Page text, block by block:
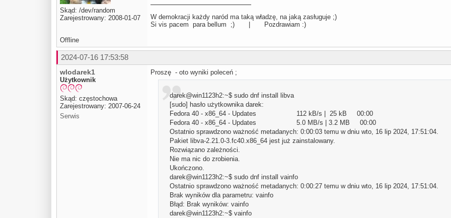
Skąd: /dev/random
Zarejestrowany: 2008-01-07
W demokracji każdy naród ma taką władzę, na jaką zasługuje ;)
Si vis pacem para bellum ;) | Pozdrawiam :)
Offline
2024-07-16 17:53:58
wlodarek1
Użytkownik
Skąd: częstochowa
Zarejestrowany: 2007-06-24
Serwis
Proszę - oto wyniki poleceń ;
darek@win1123h2:~$ sudo dnf install libva
[sudo] hasło użytkownika darek:
Fedora 40 - x86_64 - Updates 112 kB/s | 25 kB 00:00
Fedora 40 - x86_64 - Updates 5.0 MB/s | 3.2 MB 00:00
Ostatnio sprawdzono ważność metadanych: 0:00:03 temu w dniu wto, 16 lip 2024, 17:51:04.
Pakiet libva-2.21.0-3.fc40.x86_64 jest już zainstalowany.
Rozwiązano zależności.
Nie ma nic do zrobienia.
Ukończono.
darek@win1123h2:~$ sudo dnf install vainfo
Ostatnio sprawdzono ważność metadanych: 0:00:27 temu w dniu wto, 16 lip 2024, 17:51:04.
Brak wyników dla parametru: vainfo
Błąd: Brak wyników: vainfo
darek@win1123h2:~$ vainfo